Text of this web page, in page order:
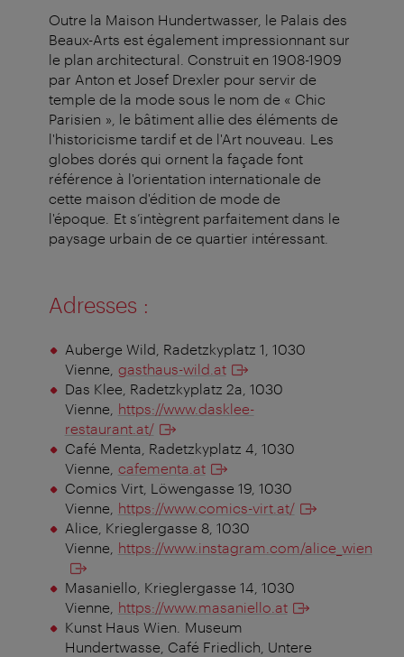
Outre la Maison Hundertwasser, le Palais des
Beaux-Arts est également impressionnant sur
le plan architectural. Construit en 1908-1909
par Anton et Josef Drexler pour servir de
temple de la mode sous le nom de « Chic
Parisien », le bâtiment allie des éléments de
l'historicisme tardif et de l'Art nouveau. Les
globes dorés qui ornent la façade font
référence à l'orientation internationale de
cette maison d'édition de mode de
l'époque. Et s’intègrent parfaitement dans le
paysage urbain de ce quartier intéressant.
Adresses :
Auberge Wild, Radetzkyplatz 1, 1030
Vienne gasthaus-wild.at
Das Klee, Radetzkyplatz 2a, 1030
Vienne https://www.dasklee-
restaurant.at/
Café Menta, Radetzkyplatz 4, 1030
Vienne cafementa.at
Comics Virt, Löwengasse 19, 1030
Vienne https://www.comics-virt.at/
Alice, Krieglergasse 8, 1030
Vienne https://www.instagram.com/alice_wien
Masaniello, Krieglergasse 14, 1030
Vienne https://www.masaniello.at
Kunst Haus Wien. Museum
Hundertwasse, Café Friedlich, Untere